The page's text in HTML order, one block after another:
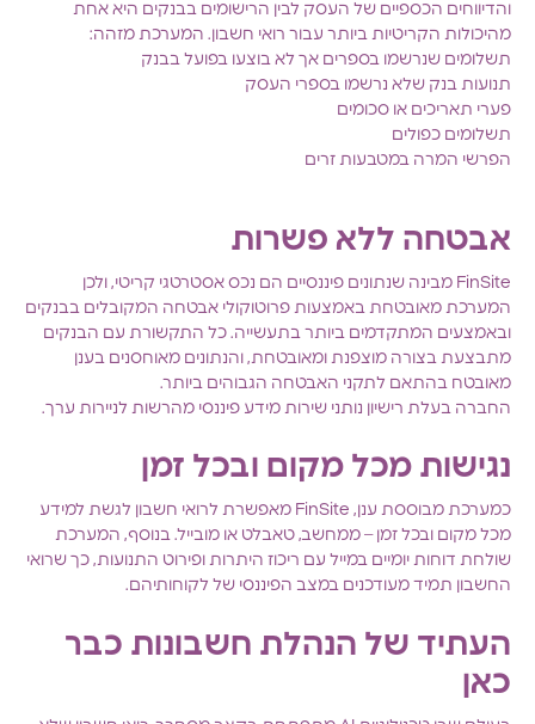
והדיווחים הכספיים של העסק לבין הרישומים בבנקים היא אחת
מהיכולות הקריטיות ביותר עבור רואי חשבון. המערכת מזהה:
תשלומים שנרשמו בספרים אך לא בוצעו בפועל בבנק
תנועות בנק שלא נרשמו בספרי העסק
פערי תאריכים או סכומים
תשלומים כפולים
הפרשי המרה במטבעות זרים
אבטחה ללא פשרות
FinSite מבינה שנתונים פיננסיים הם נכס אסטרטגי קריטי, ולכן
המערכת מאובטחת באמצעות פרוטוקולי אבטחה המקובלים בבנקים
ובאמצעים המתקדמים ביותר בתעשייה. כל התקשורת עם הבנקים
מתבצעת בצורה מוצפנת ומאובטחת, והנתונים מאוחסנים בענן
מאובטח בהתאם לתקני האבטחה הגבוהים ביותר.
החברה בעלת רישיון נותני שירות מידע פיננסי מהרשות לניירות ערך.
נגישות מכל מקום ובכל זמן
כמערכת מבוססת ענן, FinSite מאפשרת לרואי חשבון לגשת למידע
מכל מקום ובכל זמן – ממחשב, טאבלט או מובייל. בנוסף, המערכת
שולחת דוחות יומיים במייל עם ריכוז היתרות ופירוט התנועות, כך שרואי
החשבון תמיד מעודכנים במצב הפיננסי של לקוחותיהם.
העתיד של הנהלת חשבונות כבר
כאן